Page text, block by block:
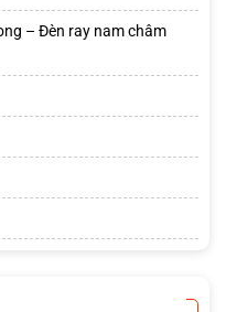
– Đèn ray nam châm